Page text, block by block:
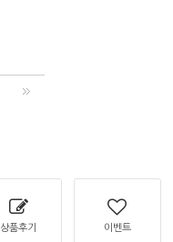
상품후기 이벤트